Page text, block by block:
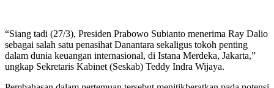
“Siang tadi (27/3), Presiden Prabowo Subianto menerima Ray Dalio
sebagai salah satu penasihat Danantara sekaligus tokoh penting
dalam dunia keuangan internasional, di Istana Merdeka, Jakarta,”
ungkap Sekretaris Kabinet (Seskab) Teddy Indra Wijaya.